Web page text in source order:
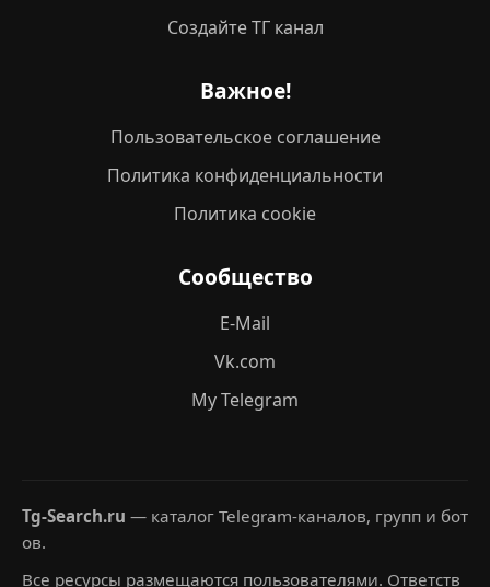
Создайте ТГ канал
Важное!
Пользовательское соглашение
Политика конфиденциальности
Политика cookie
Сообщество
E-Mail
Vk.com
My Telegram
Tg-Search.ru — каталог Telegram-каналов, групп и бот
ов.
Все ресурсы размещаются пользователями. Ответств